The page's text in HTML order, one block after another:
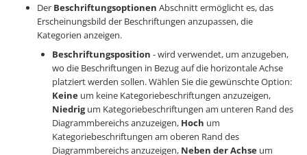
Der Beschriftungsoptionen Abschnitt ermöglicht es, das
Erscheinungsbild der Beschriftungen anzupassen, die
Kategorien anzeigen.
Beschriftungsposition - wird verwendet, um anzugeben,
wo die Beschriftungen in Bezug auf die horizontale Achse
platziert werden sollen. Wählen Sie die gewünschte Option:
Keine um keine Kategoriebeschriftungen anzuzeigen,
Niedrigum Kategoriebeschriftungen am unteren Rand des
Diagrammbereichs anzuzeigen, Hoch um
Kategoriebeschriftungen am oberen Rand des
Diagrammbereichs anzuzeigen, Neben der Achse um